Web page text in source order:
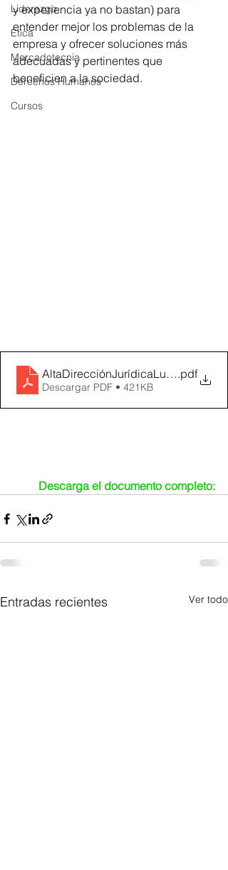
Liderazgo
Ética
Mercadotecnia
Derechos Humanos
Cursos
y experiencia ya no bastan) para
entender mejor los problemas de la
empresa y ofrecer soluciones más
adecuadas y pertinentes que
beneficien a la sociedad.
.pdf
Descargar PDF • 421KB
Descarga el documento completo:
Entradas recientes Ver todo